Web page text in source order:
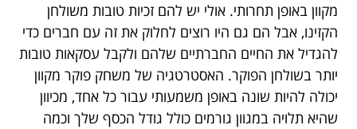
מקוון באופן תחרותי. אולי יש להם זכיות טובות משולחן
הקזינו, אבל הם גם היו רוצים לחלוק את זה עם חברים כדי
להגדיל את החיים החברתיים שלהם ולקבל עסקאות טובות
יותר בשולחן הפוקר. האסטרטגיה של משחק פוקר מקוון
יכולה להיות שונה באופן משמעותי עבור כל אחד, מכיוון
שהיא תלויה במגוון גורמים כולל גודל הכסף שלך וכמה